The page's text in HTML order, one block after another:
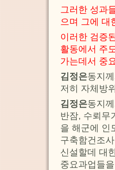
그러한 성과
으며 그에 대
이러한 검증
활동에서 주
가는데서 중
김정은동지
저히 자체방
김정은동지
반잠, 수뢰무
을 해군에 인
구축함건조
신설할데 대
중요과업들